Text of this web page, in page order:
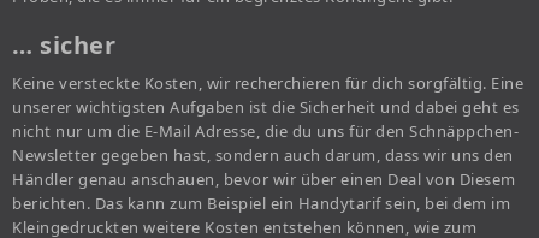
… sicher
Keine versteckte Kosten, wir recherchieren für dich sorgfältig. Eine
unserer wichtigsten Aufgaben ist die Sicherheit und dabei geht es
nicht nur um die E-Mail Adresse, die du uns für den Schnäppchen-
Newsletter gegeben hast, sondern auch darum, dass wir uns den
Händler genau anschauen, bevor wir über einen Deal von Diesem
berichten. Das kann zum Beispiel ein Handytarif sein, bei dem im
Kleingedruckten weitere Kosten entstehen können, wie zum